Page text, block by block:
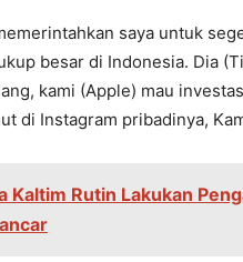
saya untuk
besar di Indonesia. Dia
kami (Apple) mau
di Instagram pribadinya,
Kaltim Rutin Lakukan